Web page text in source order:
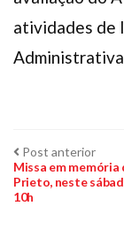
atividades de
Administrativa.
de
Post anteriorPost
Missa em memória
Prieto, neste
10h